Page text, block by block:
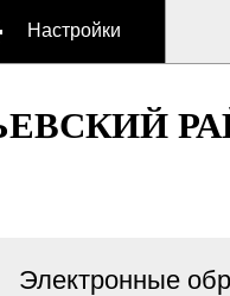
Настройки
Электронные